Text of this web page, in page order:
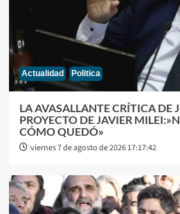
Actualidad Politica
LA AVASALLANTE CRÍTICA DE
PROYECTO DE JAVIER
CÓMO QUEDÓ»
viernes 7 de agosto de 2026 17:17:42